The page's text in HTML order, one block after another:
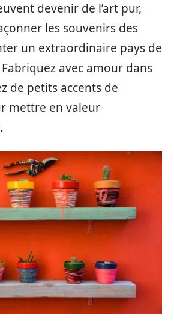
devenir de l’art pur,
les souvenirs des
un extraordinaire pays de
avec amour dans
de petits accents de
mettre en valeur